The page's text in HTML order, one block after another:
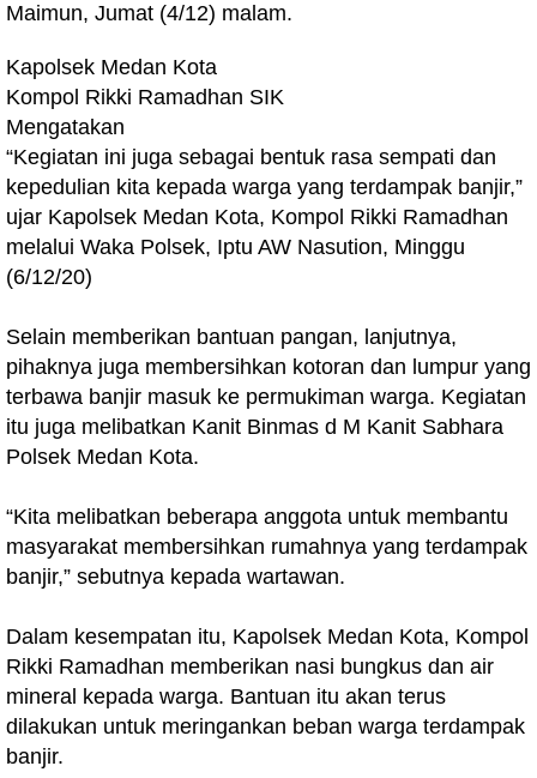
Maimun, Jumat (4/12) malam.
Kapolsek Medan Kota
Kompol Rikki Ramadhan SIK
Mengatakan
“Kegiatan ini juga sebagai bentuk rasa sempati dan
kepedulian kita kepada warga yang terdampak banjir,”
ujar Kapolsek Medan Kota, Kompol Rikki Ramadhan
melalui Waka Polsek, Iptu AW Nasution, Minggu
(6/12/20)
Selain memberikan bantuan pangan, lanjutnya,
pihaknya juga membersihkan kotoran dan lumpur yang
terbawa banjir masuk ke permukiman warga. Kegiatan
itu juga melibatkan Kanit Binmas d M Kanit Sabhara
Polsek Medan Kota.
“Kita melibatkan beberapa anggota untuk membantu
masyarakat membersihkan rumahnya yang terdampak
banjir,” sebutnya kepada wartawan.
Dalam kesempatan itu, Kapolsek Medan Kota, Kompol
Rikki Ramadhan memberikan nasi bungkus dan air
mineral kepada warga. Bantuan itu akan terus
dilakukan untuk meringankan beban warga terdampak
banjir.